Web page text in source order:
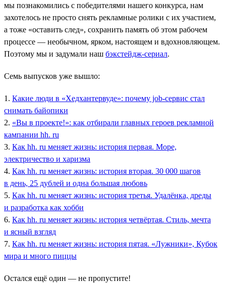
мы познакомились с победителями нашего конкурса, нам
захотелось не просто снять рекламные ролики с их участием,
а тоже «оставить след», сохранить память об этом рабочем
процессе — необычном, ярком, настоящем и вдохновляющем.
Поэтому мы и задумали наш бэкстейдж-сериал.
Семь выпусков уже вышло:
1. Какие люди в «Хедхантервуде»: почему job-сервис стал
снимать байопики
2. «Вы в проекте!»: как отбирали главных героев рекламной
кампании hh. ru
3. Как hh. ru меняет жизнь: история первая. Море,
электричество и харизма
4. Как hh. ru меняет жизнь: история вторая. 30 000 шагов
в день, 25 дублей и одна большая любовь
5. Как hh. ru меняет жизнь: история третья. Удалёнка, дреды
и разработка как хобби
6. Как hh. ru меняет жизнь: история четвёртая. Стиль, мечта
и ясный взгляд
7. Как hh. ru меняет жизнь: история пятая. «Лужники», Кубок
мира и много пиццы
Остался ещё один — не пропустите!